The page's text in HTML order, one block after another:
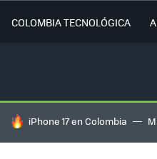
COLOMBIA TECNOLÓGICA
HOY SE HABLA DE
iPhone 17 en Colombia